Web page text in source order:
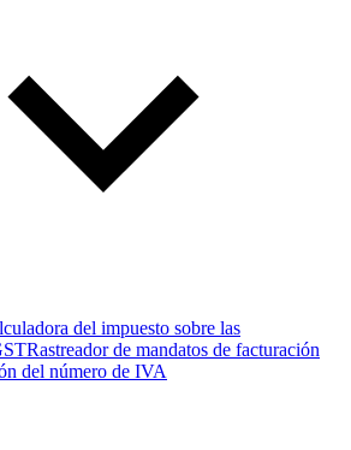
del impuesto sobre las
Rastreador de mandatos de facturación
del número de IVA